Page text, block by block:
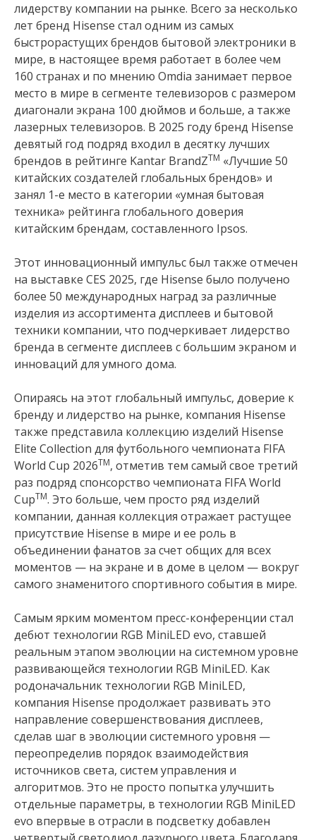
лидерству компании на рынке. Всего за несколько
лет бренд Hisense стал одним из самых
быстрорастущих брендов бытовой электроники в
мире, в настоящее время работает в более чем
160 странах и по мнению Omdia занимает первое
место в мире в сегменте телевизоров с размером
диагонали экрана 100 дюймов и больше, а также
лазерных телевизоров. В 2025 году бренд Hisense
девятый год подряд входил в десятку лучших
брендов в рейтинге Kantar BrandZTM «Лучшие 50
китайских создателей глобальных брендов» и
занял 1-е место в категории «умная бытовая
техника» рейтинга глобального доверия
китайским брендам, составленного Ipsos.
Этот инновационный импульс был также отмечен
на выставке CES 2025, где Hisense было получено
более 50 международных наград за различные
изделия из ассортимента дисплеев и бытовой
техники компании, что подчеркивает лидерство
бренда в сегменте дисплеев с большим экраном и
инноваций для умного дома.
Опираясь на этот глобальный импульс, доверие к
бренду и лидерство на рынке, компания Hisense
также представила коллекцию изделий Hisense
Elite Collection для футбольного чемпионата FIFA
World Cup 2026TM, отметив тем самый свое третий
раз подряд спонсорство чемпионата FIFA World
CupTM. Это больше, чем просто ряд изделий
компании, данная коллекция отражает растущее
присутствие Hisense в мире и ее роль в
объединении фанатов за счет общих для всех
моментов — на экране и в доме в целом — вокруг
самого знаменитого спортивного события в мире.
Самым ярким моментом пресс-конференции стал
дебют технологии RGB MiniLED evo, ставшей
реальным этапом эволюции на системном уровне
развивающейся технологии RGB MiniLED. Как
родоначальник технологии RGB MiniLED,
компания Hisense продолжает развивать это
направление совершенствования дисплеев,
сделав шаг в эволюции системного уровня —
переопределив порядок взаимодействия
источников света, систем управления и
алгоритмов. Это не просто попытка улучшить
отдельные параметры, в технологии RGB MiniLED
evo впервые в отрасли в подсветку добавлен